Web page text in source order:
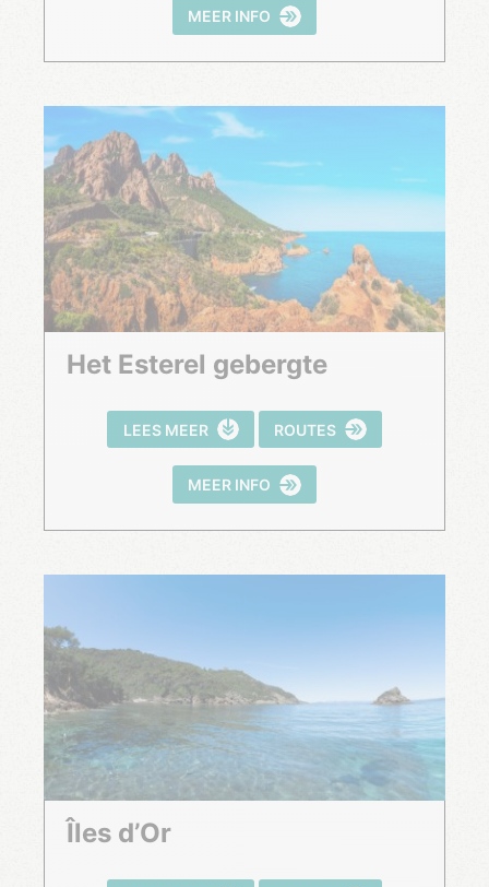
MEER INFO
Het Esterel gebergte
LEES MEER ROUTES
MEER INFO
Îles d’Or